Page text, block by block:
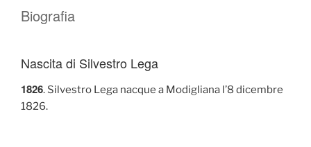
Biografia
Nascita di Silvestro Lega
1826. Silvestro Lega nacque a Modigliana l’8 dicembre
1826.